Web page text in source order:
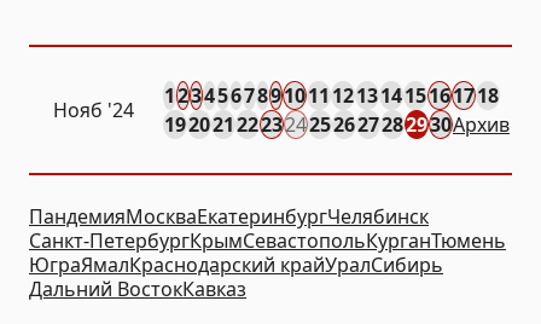
Нояб '24
123456789101112131415161718
192021222324252627282930Архив
ПандемияМоскваЕкатеринбургЧелябинск
Санкт-ПетербургКрымСевастопольКурганТюмень
ЮграЯмалКраснодарский крайУралСибирь
Дальний ВостокКавказ